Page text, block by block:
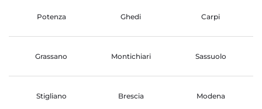
Potenza Ghedi Carpi
Grassano Montichiari Sassuolo
Stigliano Brescia Modena